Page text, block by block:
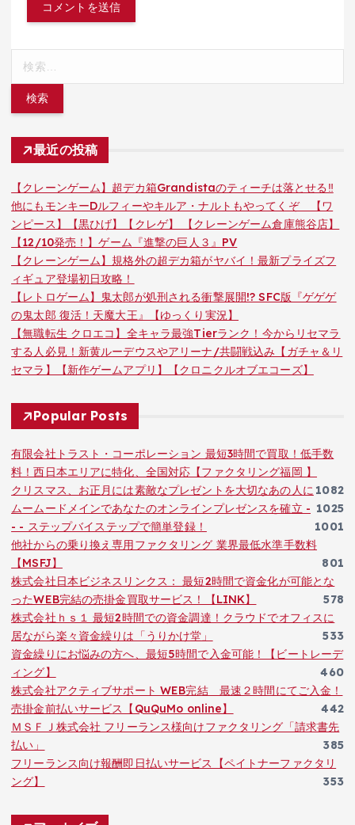
最近の投稿
【クレーンゲーム】超デカ箱Grandistaのティーチは落とせる‼︎
他にもモンキーDルフィーやキルア・ナルトもやってくぞ 【ワ
ンピース】【黒ひげ】【クレゲ】 【クレーンゲーム倉庫熊谷店】
【12/10発売！】ゲーム『進撃の巨人３』PV
【クレーンゲーム】規格外の超デカ箱がヤバイ！最新プライズフ
ィギュア登場初日攻略！
【レトロゲーム】鬼太郎が処刑される衝撃展開!? SFC版『ゲゲゲ
の鬼太郎 復活！天魔大王』【ゆっくり実況】
【無職転生 クロエコ】全キャラ最強Tierランク！今からリセマラ
する人必見！新黄ルーデウスやアリーナ/共闘戦込み【ガチャ＆リ
セマラ】【新作ゲームアプリ】【クロニクルオブエコーズ】
Popular Posts
有限会社トラスト・コーポレーション 最短3時間で買取！低手数
料！西日本エリアに特化、全国対応【ファクタリング福岡 】
1082
クリスマス、お正月には素敵なプレゼントを大切なあの人に
1025
ムームードメインであなたのオンラインプレゼンスを確立 -
- - ステップバイステップで簡単登録！
1001
他社からの乗り換え専用ファクタリング 業界最低水準手数料
【MSFJ】
801
株式会社日本ビジネスリンクス： 最短2時間で資金化が可能とな
ったWEB完結の売掛金買取サービス！【LINK】
578
株式会社ｈｓ１ 最短2時間での資金調達！クラウドでオフィスに
居ながら楽々資金繰りは「うりかけ堂」
533
資金繰りにお悩みの方へ、最短5時間で入金可能！【ビートレーデ
ィング】
460
株式会社アクティブサポート WEB完結 最速２時間にてご入金！
売掛金前払いサービス【QuQuMo online】
442
ＭＳＦＪ株式会社 フリーランス様向けファクタリング「請求書先
払い」
385
フリーランス向け報酬即日払いサービス【ペイトナーファクタリ
ング】
353